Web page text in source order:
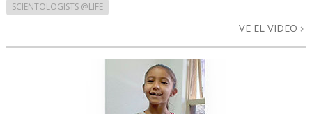
SCIENTOLOGISTS @LIFE
VE EL VIDEO